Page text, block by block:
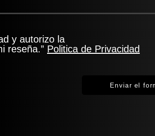
y autorizo la
reseña.” Politica de Privacidad
Enviar el